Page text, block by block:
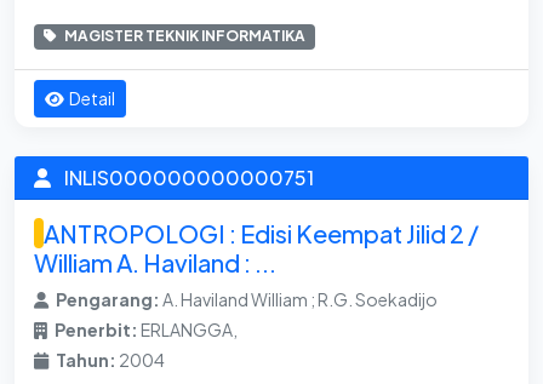
MAGISTER TEKNIK INFORMATIKA
Detail
INLIS000000000000751
ANTROPOLOGI : Edisi Keempat Jilid 2 /
William A. Haviland : ...
Pengarang: A. Haviland William ; R.G. Soekadijo
Penerbit: ERLANGGA,
Tahun: 2004